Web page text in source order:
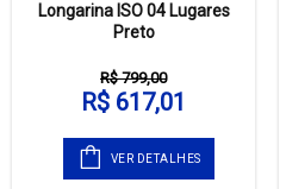
Longarina ISO 04 Lugares
Preto
R$ 799,00
R$ 617,01
VER DETALHES